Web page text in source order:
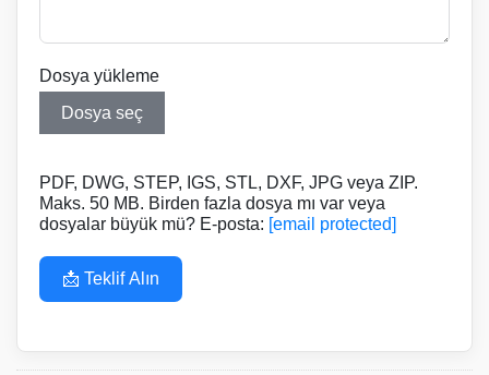
Dosya yükleme
Dosya seç
PDF, DWG, STEP, IGS, STL, DXF, JPG veya ZIP.
Maks. 50 MB. Birden fazla dosya mı var veya
dosyalar büyük mü? E-posta: [email protected]
📩 Teklif Alın